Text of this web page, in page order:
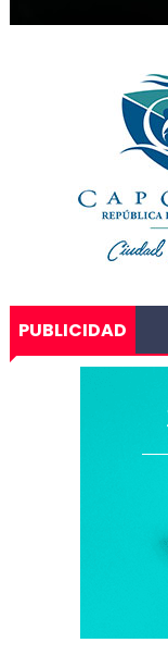
PUBLICIDAD